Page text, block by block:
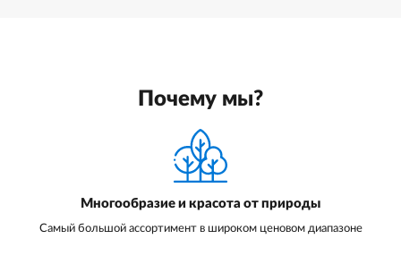
Почему мы?
Многообразие и красота от природы
Самый большой ассортимент в широком ценовом диапазоне